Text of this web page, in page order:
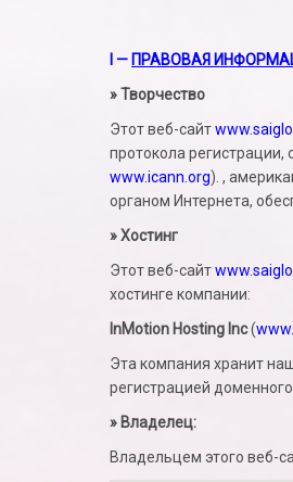
I — ПРАВОВАЯ
» Творчество
Этот веб-сайт
протокола
www.icann.org). ,
органом Интернета,
» Хостинг
Этот веб-сайт
хостинге компании:
InMotion Hosting Inc(
Эта компания хранит
регистрацией
» Владелец:
Владельцем этого веб-